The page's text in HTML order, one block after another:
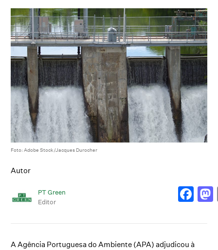
Foto: Adobe Stock/Jacques Durocher
Autor
PT Green
Editor
A Agência Portuguesa do Ambiente (APA) adjudicou à